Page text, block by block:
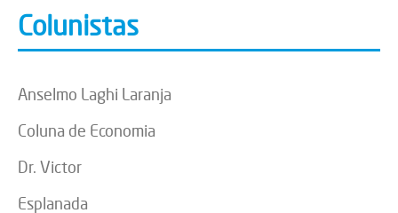
Colunistas
Anselmo Laghi Laranja
Coluna de Economia
Dr. Victor
Esplanada